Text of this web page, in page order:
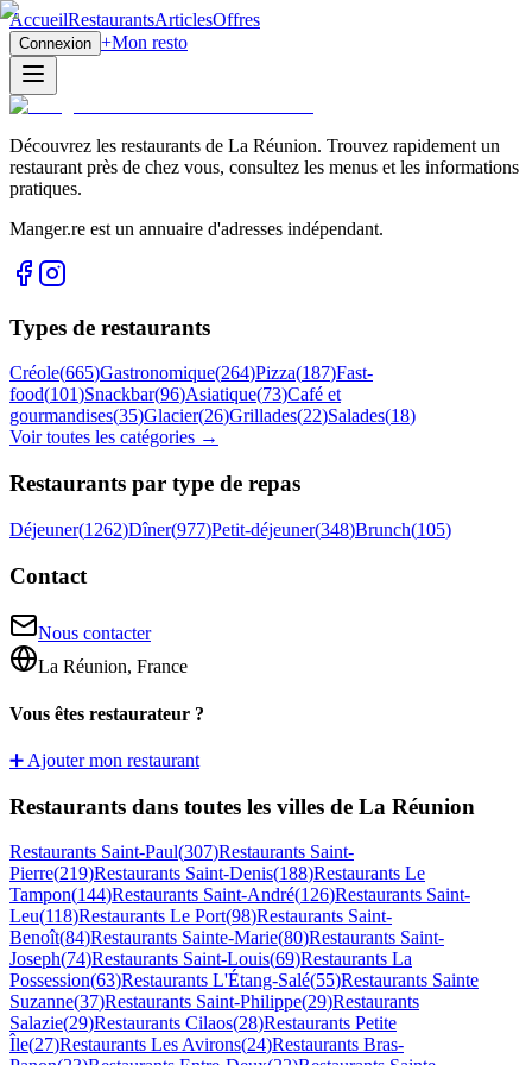
AccueilRestaurantsArticlesOffres
Connexion +Mon resto
Découvrez les restaurants de La Réunion. Trouvez rapidement un
restaurant près de chez vous, consultez les menus et les informations
pratiques.
Manger.re est un annuaire d'adresses indépendant.
Types de restaurants
Créole(665)Gastronomique(264)Pizza(187)Fast-
food(101)Snackbar(96)Asiatique(73)Café et
gourmandises(35)Glacier(26)Grillades(22)Salades(18)
Voir toutes les catégories →
Restaurants par type de repas
Déjeuner(1262)Dîner(977)Petit-déjeuner(348)Brunch(105)
Contact
Nous contacter
La Réunion, France
Vous êtes restaurateur ?
➕ Ajouter mon restaurant
Restaurants dans toutes les villes de La Réunion
Restaurants Saint-Paul(307)Restaurants Saint-
Pierre(219)Restaurants Saint-Denis(188)Restaurants Le
Tampon(144)Restaurants Saint-André(126)Restaurants Saint-
Leu(118)Restaurants Le Port(98)Restaurants Saint-
Benoît(84)Restaurants Sainte-Marie(80)Restaurants Saint-
Joseph(74)Restaurants Saint-Louis(69)Restaurants La
Possession(63)Restaurants L'Étang-Salé(55)Restaurants Sainte
Suzanne(37)Restaurants Saint-Philippe(29)Restaurants
Salazie(29)Restaurants Cilaos(28)Restaurants Petite
Île(27)Restaurants Les Avirons(24)Restaurants Bras-